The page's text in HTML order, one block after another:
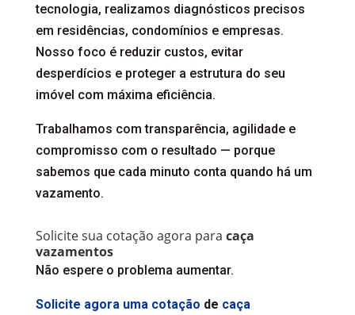
tecnologia, realizamos diagnósticos precisos
em residências, condomínios e empresas.
Nosso foco é reduzir custos, evitar
desperdícios e proteger a estrutura do seu
imóvel com máxima eficiência.
Trabalhamos com transparência, agilidade e
compromisso com o resultado — porque
sabemos que cada minuto conta quando há um
vazamento.
Solicite sua cotação agora para caça
vazamentos
Não espere o problema aumentar.
Solicite agora uma cotação de caça